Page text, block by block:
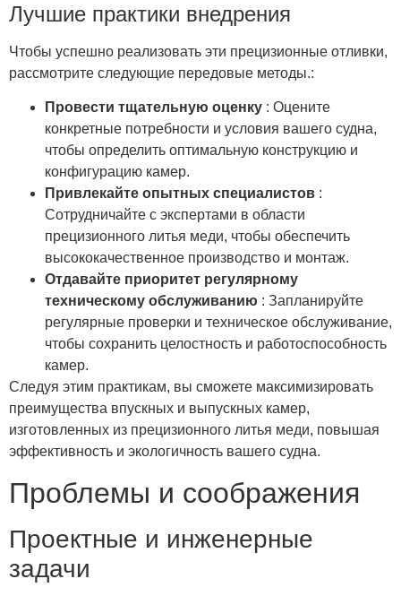
Лучшие практики внедрения
Чтобы успешно реализовать эти прецизионные отливки,
рассмотрите следующие передовые методы.:
Провести тщательную оценку : Оцените
конкретные потребности и условия вашего судна,
чтобы определить оптимальную конструкцию и
конфигурацию камер.
Привлекайте опытных специалистов :
Сотрудничайте с экспертами в области
прецизионного литья меди, чтобы обеспечить
высококачественное производство и монтаж.
Отдавайте приоритет регулярному
техническому обслуживанию : Запланируйте
регулярные проверки и техническое обслуживание,
чтобы сохранить целостность и работоспособность
камер.
Следуя этим практикам, вы сможете максимизировать
преимущества впускных и выпускных камер,
изготовленных из прецизионного литья меди, повышая
эффективность и экологичность вашего судна.
Проблемы и соображения
Проектные и инженерные
задачи